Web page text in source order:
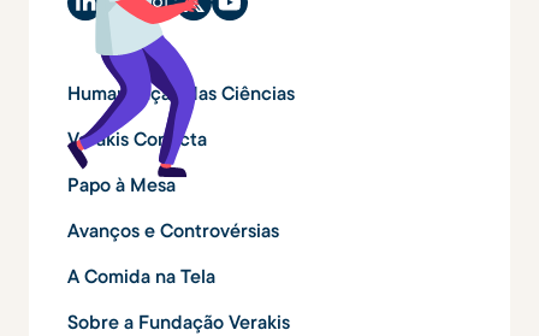
Humanização das Ciências
Verakis Conecta
Papo à Mesa
Avanços e Controvérsias
A Comida na Tela
Sobre a Fundação Verakis